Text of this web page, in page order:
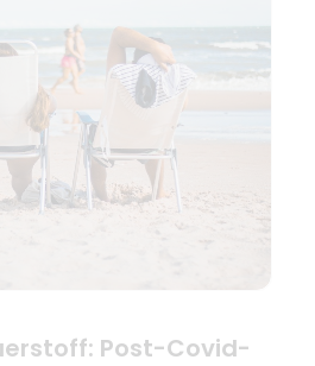
Post-Covid-